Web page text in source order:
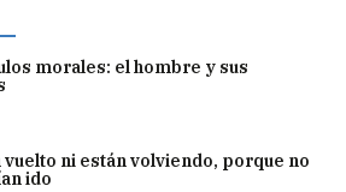
morales: el hombre y sus
vuelto ni están volviendo, porque no
ido